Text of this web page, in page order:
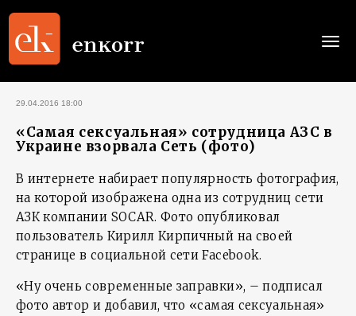
29.04.2016 18:00
«Самая сексуальная» сотрудница АЗС в
Украине взорвала Сеть (фото)
В интернете набирает популярность фотография,
на которой изображена одна из сотрудниц сети
АЗК компании SOCAR. Фото опубликовал
пользователь Кирилл Кирпичный на своей
странице в социальной сети Facebook.
«Ну очень современные заправки», – подписал
фото автор и добавил, что «самая сексуальная»